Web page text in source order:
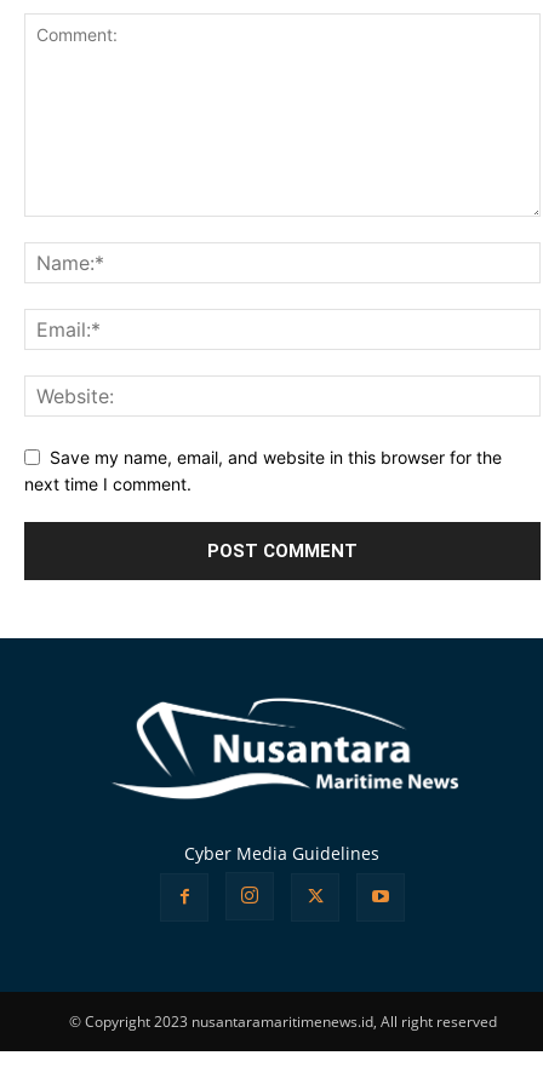
Save my name, email, and website in this browser for the
next time I comment.
Cyber Media Guidelines
© Copyright 2023 nusantaramaritimenews.id, All right reserved